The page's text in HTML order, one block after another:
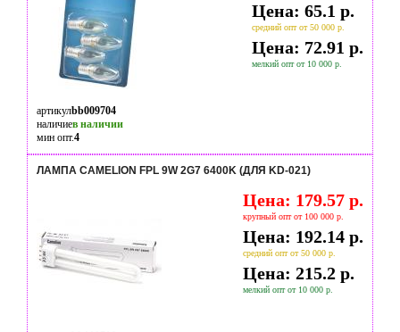
Цена: 65.1 р.
средний опт от 50 000 р.
Цена: 72.91 р.
мелкий опт от 10 000 р.
артикулbb009704
наличиев наличии
мин опт.4
ЛАМПА CAMELION FPL 9W 2G7 6400K (ДЛЯ KD-021)
Цена: 179.57 р.
крупный опт от 100 000 р.
Цена: 192.14 р.
средний опт от 50 000 р.
Цена: 215.2 р.
мелкий опт от 10 000 р.